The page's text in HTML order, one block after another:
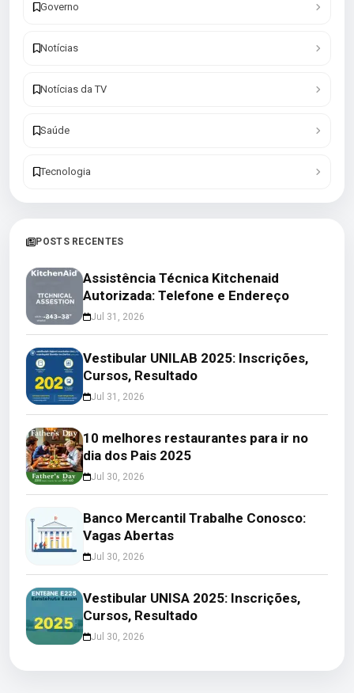
Governo
Notícias
Notícias da TV
Saúde
Tecnologia
POSTS RECENTES
Assistência Técnica Kitchenaid
Autorizada: Telefone e Endereço
Jul 31, 2026
Vestibular UNILAB 2025: Inscrições,
Cursos, Resultado
Jul 31, 2026
10 melhores restaurantes para ir no
dia dos Pais 2025
Jul 30, 2026
Banco Mercantil Trabalhe Conosco:
Vagas Abertas
Jul 30, 2026
Vestibular UNISA 2025: Inscrições,
Cursos, Resultado
Jul 30, 2026